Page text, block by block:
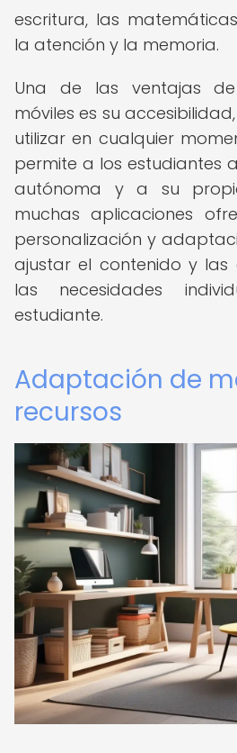
escritura, las
la atención y la memoria.
Una de las ventajas
móviles es su
utilizar en cualquier
permite a los estudiantes
autónoma y a su
muchas aplicaciones
personalización y
ajustar el contenido y las
las necesidades
estudiante.
Adaptación de
recursos